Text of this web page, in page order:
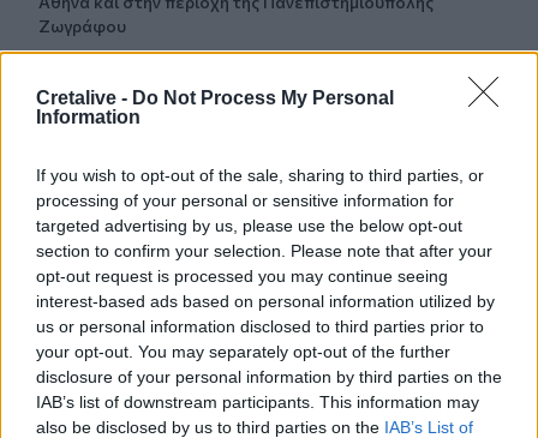
Cretalive - Do Not Process My Personal
Information
If you wish to opt-out of the sale, sharing to third parties, or
processing of your personal or sensitive information for
targeted advertising by us, please use the below opt-out
section to confirm your selection. Please note that after your
opt-out request is processed you may continue seeing
interest-based ads based on personal information utilized by
us or personal information disclosed to third parties prior to
your opt-out. You may separately opt-out of the further
disclosure of your personal information by third parties on the
IAB’s list of downstream participants. This information may
also be disclosed by us to third parties on the IAB’s List of
Ζωγράφου
Στέγνωσαν οι βρύσες σε Μαραθίτη και Βασιλειές
Τραγωδία στην Πάρο: Πνίγηκε 4χρονος σε πισίνα beach
bar
19:15
Συνελήφθη 49χρονος, βασικό μέλος της εγκληματικής
οργάνωσης του «Έντικ»
19:13
Το Φεστιβάλ Κινηματογράφου Χανίων παρουσιάζει τις
καλοκαιρινές του εκθέσεις